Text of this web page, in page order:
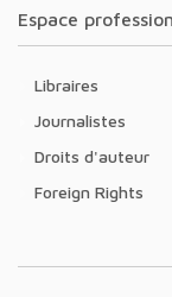
Espace
Libraires
Journalistes
Droits d'auteur
Foreign Rights